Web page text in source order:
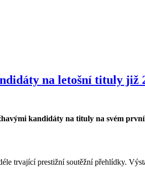
na letošní tituly
kandidáty na tituly na svém
trvající prestižní soutěžní přehlídky.